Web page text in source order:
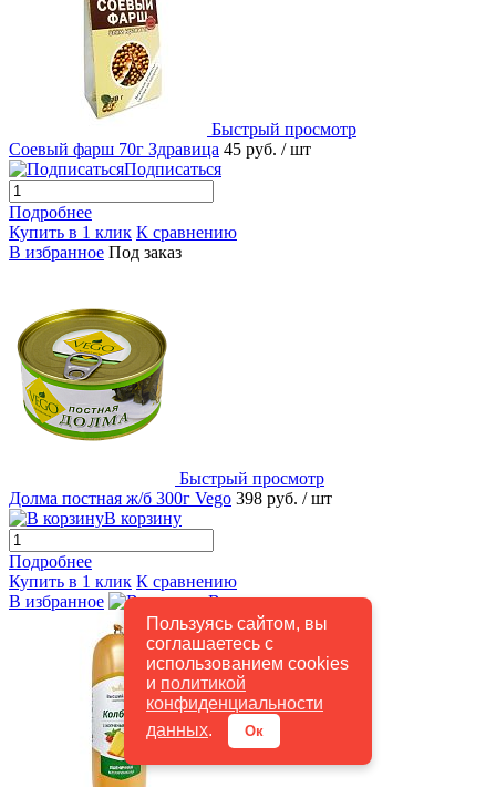
Пользуясь сайтом, вы
соглашаетесь с
использованием cookies
и политикой
конфиденциальности
данных. Ок
Быстрый просмотр
Соевый фарш 70г Здравица 45 руб. / шт
Подписаться
Подробнее
Купить в 1 клик К сравнению
В избранное Под заказ
Быстрый просмотр
Долма постная ж/б 300г Vego 398 руб. / шт
В корзину
Подробнее
Купить в 1 клик К сравнению
В избранное
В наличии